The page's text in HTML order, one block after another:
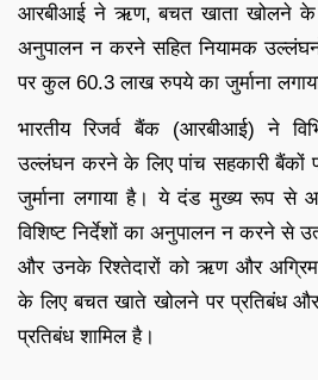
आरबीआई ने ऋण, बचत खाता खोलने के
अनुपालन न करने सहित नियामक
पर कुल 60.3 लाख रुपये का जुर्माना
भारतीय रिजर्व बैंक (आरबीआई) ने
उल्लंघन करने के लिए पांच सहकारी
जुर्माना लगाया है। ये दंड मुख्य रूप से
विशिष्ट निर्देशों का अनुपालन न करने से
और उनके रिश्तेदारों को ऋण और
के लिए बचत खाते खोलने पर प्रतिबंध
प्रतिबंध शामिल है।